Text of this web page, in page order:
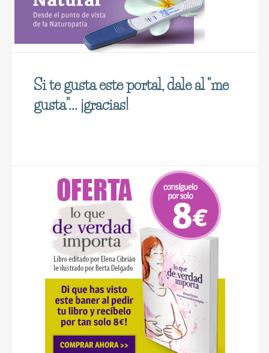
Si te gusta este portal, dale al "me
gusta"... ¡gracias!